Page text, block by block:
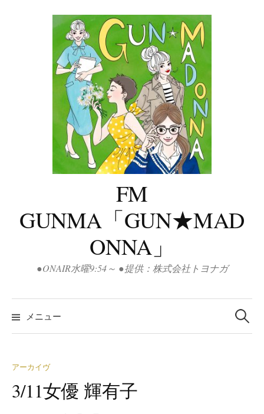
FM
GUNMA「GUN★MAD
ONNA」
●ONAIR水曜9:54～ ●提供：株式会社トヨナガ
メニュー
検
索:
アーカイヴ
3/11女優 輝有子